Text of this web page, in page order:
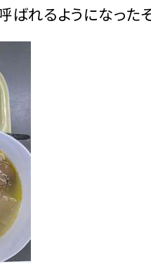
れるようになったそ